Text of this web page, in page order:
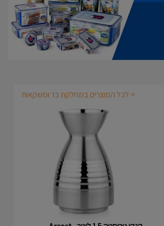
> לכל המוצרים במחלקת בר ומשקאות